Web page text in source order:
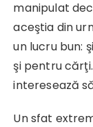
manipulat
aceştia din
un lucru bun:
şi pentru
interesează
Un sfat